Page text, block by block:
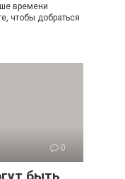
времени
чтобы добраться
0
быть